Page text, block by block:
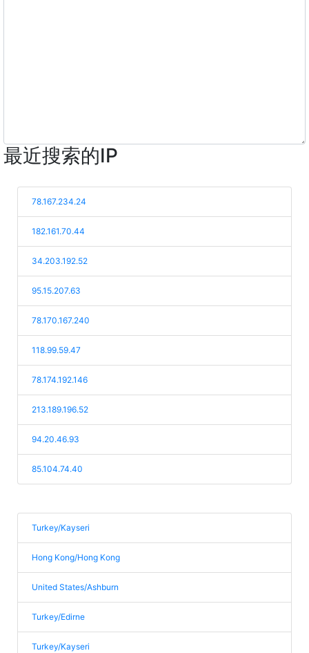
最近搜索的IP
78.167.234.24
182.161.70.44
34.203.192.52
95.15.207.63
78.170.167.240
118.99.59.47
78.174.192.146
213.189.196.52
94.20.46.93
85.104.74.40
Turkey/Kayseri
Hong Kong/Hong Kong
United States/Ashburn
Turkey/Edirne
Turkey/Kayseri